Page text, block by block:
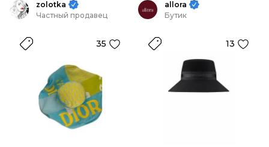
zolotka
Частный продавец
35
allora
Бутик
13